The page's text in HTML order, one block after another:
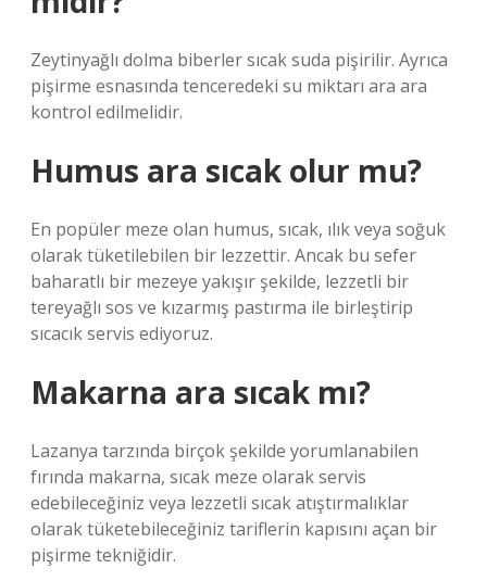
Zeytinyağlı dolma biberler sıcak suda pişirilir. Ayrıca
pişirme esnasında tenceredeki su miktarı ara ara
kontrol edilmelidir.
Humus ara sıcak olur mu?
En popüler meze olan humus, sıcak, ılık veya soğuk
olarak tüketilebilen bir lezzettir. Ancak bu sefer
baharatlı bir mezeye yakışır şekilde, lezzetli bir
tereyağlı sos ve kızarmış pastırma ile birleştirip
sıcacık servis ediyoruz.
Makarna ara sıcak mı?
Lazanya tarzında birçok şekilde yorumlanabilen
fırında makarna, sıcak meze olarak servis
edebileceğiniz veya lezzetli sıcak atıştırmalıklar
olarak tüketebileceğiniz tariflerin kapısını açan bir
pişirme tekniğidir.